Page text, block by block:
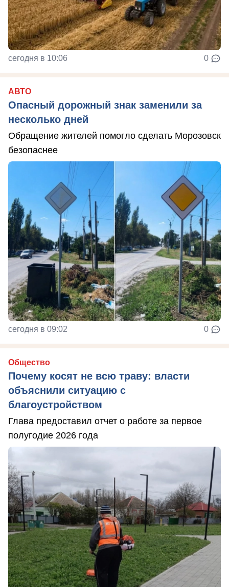
сегодня в 10:06 0
АВТО
Опасный дорожный знак заменили за
несколько дней
Обращение жителей помогло сделать Морозовск
безопаснее
сегодня в 09:02 0
Общество
Почему косят не всю траву: власти
объяснили ситуацию с
благоустройством
Глава предоставил отчет о работе за первое
полугодие 2026 года